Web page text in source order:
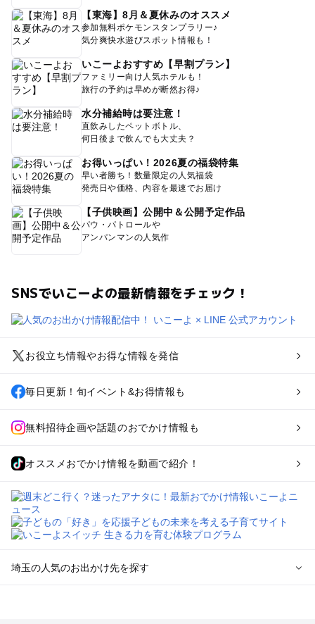
【東海】8月＆夏休みのオススメ
参加無料ポケモンスタンプラリー♪
気分爽快水遊びスポット情報も！
いこーよおすすめ【早割プラン】
ファミリー向け人気ホテルも！
旅行の予約は早めが断然お得♪
水分補給時は要注意！
直飲みしたペットボトル、
何日後まで飲んでも大丈夫？
お得いっぱい！2026夏の福袋特集
早い者勝ち！数量限定の人気福袋
発売日や価格、内容を最速でお届け
【子供映画】公開中＆公開予定作品
パウ・パトロールや
アンパンマンの人気作
SNSでいこーよの最新情報をチェック！
お役立ち情報やお得な情報を発信
毎日更新！旬イベント&お得情報も
無料招待企画や話題のおでかけ情報も
オススメおでかけ情報を動画で紹介！
埼玉の人気のお出かけ先を探す